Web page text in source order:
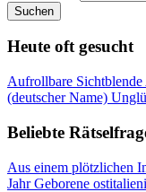
Suchen
Heute oft gesucht
Aufrollbare Sichtblende
(deutscher Name)
Beliebte
Aus einem plötzlichen
Jahr Geborene